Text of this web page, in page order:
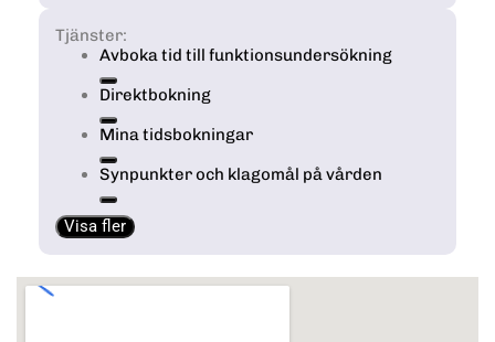
Tjänster:
Avboka tid till funktionsundersökning
Direktbokning
Mina tidsbokningar
Synpunkter och klagomål på vården
Visa fler